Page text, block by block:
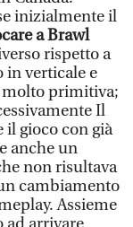
inizialmente il
a Brawl
rispetto a
in verticale e
molto primitiva;
Il
gioco con già
anche un
non risultava
cambiamento
Assieme